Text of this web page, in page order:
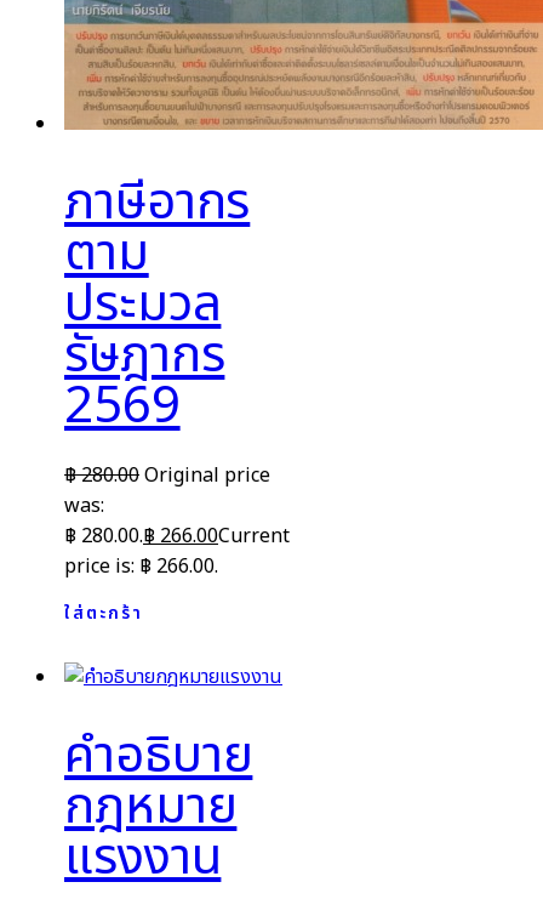
ภาษีอากร
ตาม
ประมวล
รัษฎากร
2569
฿280.00Original price
was:
฿ 280.00.฿266.00Current
price is: ฿ 266.00.
ใส่ตะกร้า
คำอธิบาย
กฎหมาย
แรงงาน